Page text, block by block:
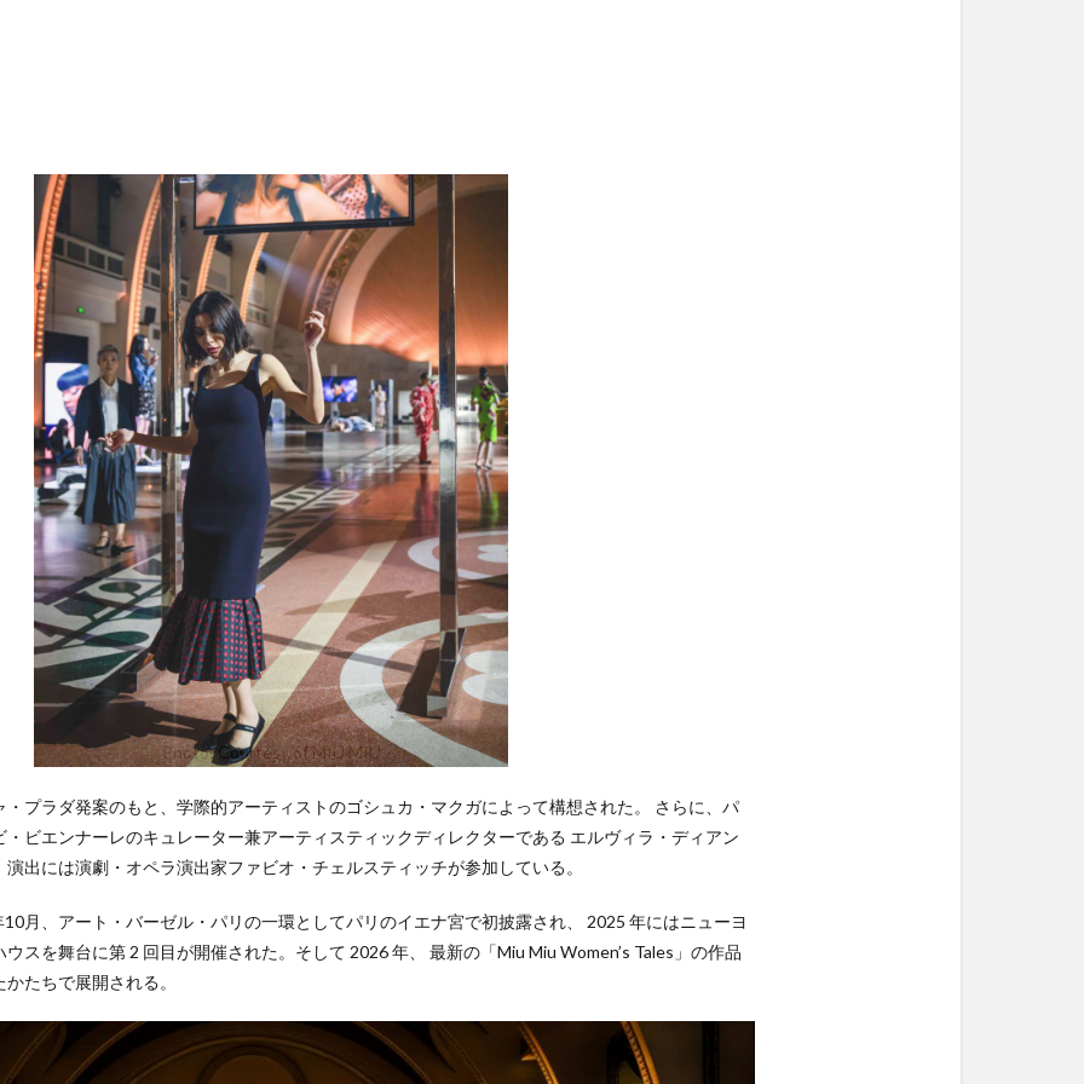
Photo: Courtesy of MIU MIU
プラダ発案のもと、学際的アーティストのゴシュカ・マクガによって構想された。 さらに、パ
ビエンナーレのキュレーター兼アーティスティックディレクターである エルヴィラ・ディアン
出には演劇・オペラ演出家ファビオ・チェルスティッチが参加している。
10月、アート・バーゼル・パリの一環としてパリのイエナ宮で初披露され、 2025 年にはニューヨ
スを舞台に第 2 回目が開催された。そして 2026 年、 最新の「Miu Miu Women’s Tales」の作品
たちで展開される。